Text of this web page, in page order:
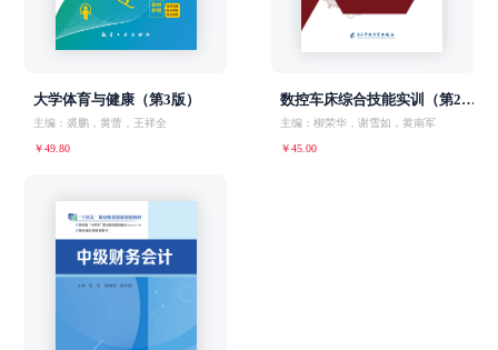
大学体育与健康（第3版）
主编：裘鹏，黄蕾，王祥全
￥49.80
数控车床综合技能实训（第2版）
主编：柳荣华，谢雪如，黄南军
￥45.00